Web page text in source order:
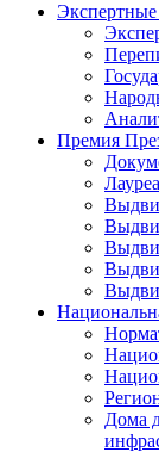
Премия
Дома